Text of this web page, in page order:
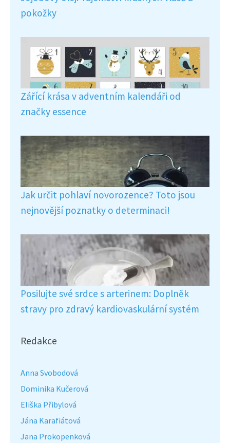
pokožky
Zářící krása v adventním kalendáři od
značky essence
Jak určit pohlaví novorozence? Toto jsou
nejnovější poznatky o determinaci!
Posilujte své srdce s arterinem: Doplněk
stravy pro zdravý kardiovaskulární systém
Redakce
Anna Svobodová
Dominika Kučerová
Eliška Přibylová
Jána Karafiátová
Jana Prokopenková